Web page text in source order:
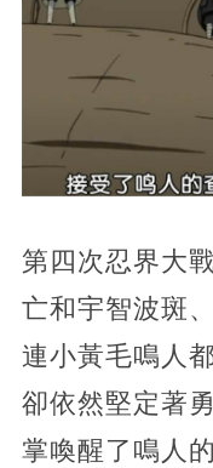
第四次忍界大
亡和宇智波斑
連小黃毛鳴人
卻依然堅定著
掌喚醒了鳴人